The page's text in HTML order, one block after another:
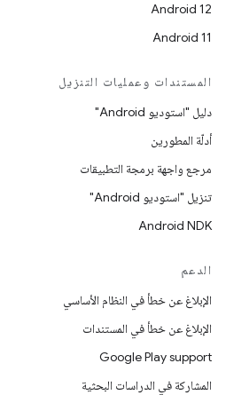
Android 12
Android 11
المستندات وعمليات التنزيل
دليل "استوديو Android"
أدلّة المطورين
مرجع واجهة برمجة التطبيقات
تنزيل "استوديو Android"
Android NDK
الدعم
الإبلاغ عن خطأ في النظام الأساسي
الإبلاغ عن خطأ في المستندات
Google Play support
المشاركة في الدراسات البحثية